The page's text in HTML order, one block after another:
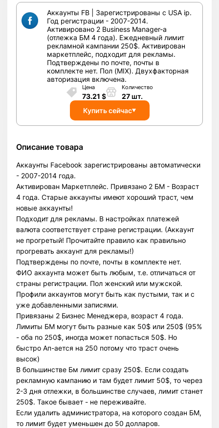
Аккаунты FB | Зарегистрированы с USA ip.
Год регистрации - 2007-2014.
Активировано 2 Business Manager-а
(отлежка БМ 4 года). Ежедневный лимит
рекламной кампании 250$. Активирован
маркетплейс, подходит для рекламы.
Подтверждены по почте, почты в
комплекте нет. Пол (MIX). Двухфакторная
авторизация включена.
Цена
73.21 $
Количество
27 шт.
Купить сейчас
Описание товара
Аккаунты Facebook зарегистрированы автоматически
- 2007-2014 года.
Активирован Маркетплейс. Привязано 2 БМ - Возраст
4 года. Старые аккаунты имеют хороший траст, чем
новые аккаунты!
Подходит для рекламы. В настройках платежей
валюта соответствует стране регистрации. (Аккаунт
не прогретый! Прочитайте правило как правильно
прогревать аккаунт для рекламы!)
Подтверждены по почте, почты в комплекте нет.
ФИО аккаунта может быть любым, т.е. отличаться от
страны регистрации. Пол женский или мужской.
Профили аккаунтов могут быть как пустыми, так и с
уже добавленными записями.
Привязаны 2 Бизнес Менеджера, возраст 4 года.
Лимиты БМ могут быть разные как 50$ или 250$ (95%
- оба по 250$, иногда может попасться 50$. Но
быстро Ап-ается на 250 потому что траст очень
высок)
В большинстве Бм лимит сразу 250$. Если создать
рекламную кампанию и там будет лимит 50$, то через
2-3 дня отлежки, в большинстве случаев, лимит станет
250$. Такое бывает - не переживайте.
Если удалить администратора, на которого создан БМ,
то лимит будет уменьшен до 50 долларов.